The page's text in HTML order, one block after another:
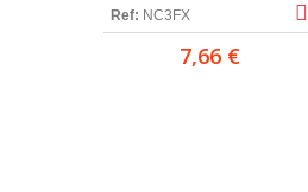
Ref: NC3FX
7,66 €